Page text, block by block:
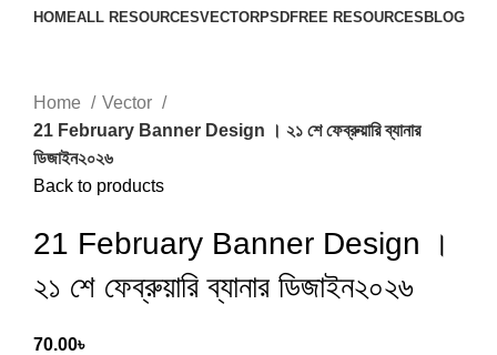
HOMEALL RESOURCESVECTORPSDFREE RESOURCES BLOG
Home
Vector
21 February Banner Design । ২১ শে ফেব্রুয়ারি ব্যানার
ডিজাইন২০২৬
Back to products
21 February Banner Design ।
২১ শে ফেব্রুয়ারি ব্যানার ডিজাইন২০২৬
70.00৳